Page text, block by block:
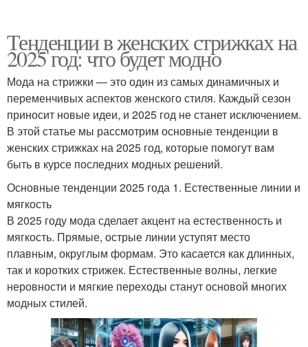
Тенденции в женских стрижках на
2025 год: что будет модно
Мода на стрижки — это один из самых динамичных и
переменчивых аспектов женского стиля. Каждый сезон
приносит новые идеи, и 2025 год не станет исключением.
В этой статье мы рассмотрим основные тенденции в
женских стрижках на 2025 год, которые помогут вам
быть в курсе последних модных решений.
Основные тенденции 2025 года 1. Естественные линии и
мягкость
В 2025 году мода сделает акцент на естественность и
мягкость. Прямые, острые линии уступят место
плавным, округлым формам. Это касается как длинных,
так и коротких стрижек. Естественные волны, легкие
неровности и мягкие переходы станут основой многих
модных стилей.